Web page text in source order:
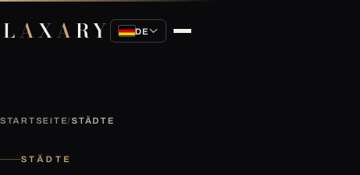
LAXARY DE
STARTSEITE/STÄDTE
STÄDTE